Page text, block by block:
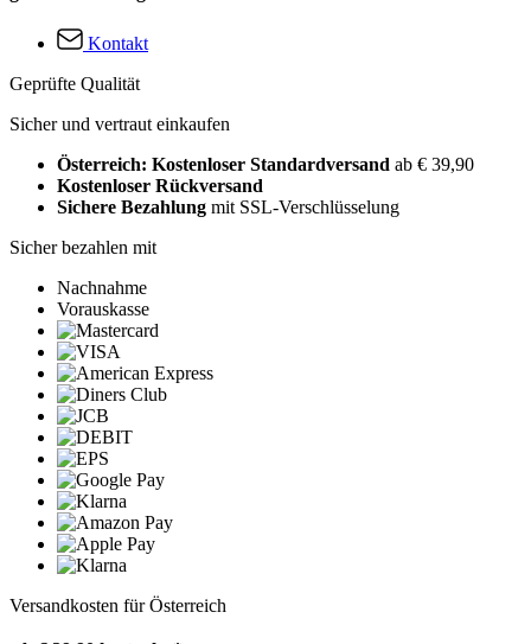
Kontakt
Geprüfte Qualität
Sicher und vertraut einkaufen
Österreich: Kostenloser Standardversand ab € 39,90
Kostenloser Rückversand
Sichere Bezahlung mit SSL-Verschlüsselung
Sicher bezahlen mit
Nachnahme
Vorauskasse
Versandkosten für Österreich